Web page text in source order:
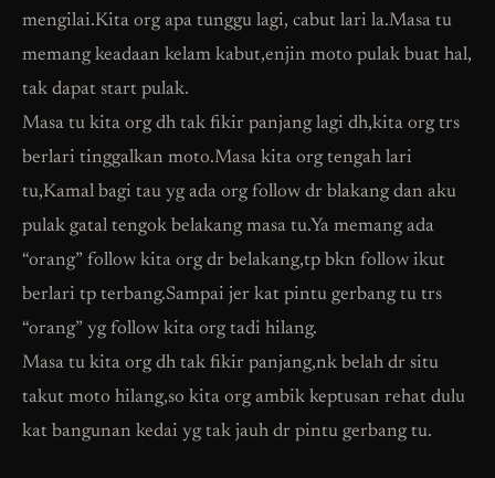
mengilai.Kita org apa tunggu lagi, cabut lari la.Masa tu
memang keadaan kelam kabut,enjin moto pulak buat hal,
tak dapat start pulak.
Masa tu kita org dh tak fikir panjang lagi dh,kita org trs
berlari tinggalkan moto.Masa kita org tengah lari
tu,Kamal bagi tau yg ada org follow dr blakang dan aku
pulak gatal tengok belakang masa tu.Ya memang ada
“orang” follow kita org dr belakang,tp bkn follow ikut
berlari tp terbang.Sampai jer kat pintu gerbang tu trs
“orang” yg follow kita org tadi hilang.
Masa tu kita org dh tak fikir panjang,nk belah dr situ
takut moto hilang,so kita org ambik keptusan rehat dulu
kat bangunan kedai yg tak jauh dr pintu gerbang tu.